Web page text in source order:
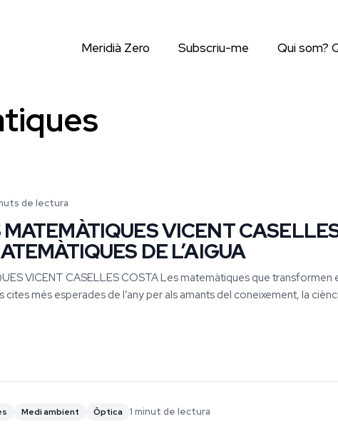
Meridià Zero Subscriu-me Qui som?
de lectura
VICENT
DE L’AIGUA
VICENT CASELLES COSTA Les matemàtiques que transformen
més esperades de l’any per als amants del coneixement, la
Medi ambient Ôptica 1 minut de lectura